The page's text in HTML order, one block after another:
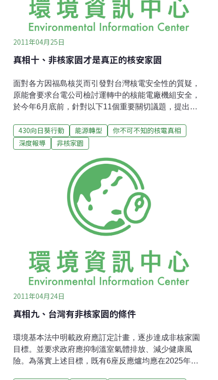
2011年04月25日
真相十、非核家園才是真正的核安家園
面對各方因福島核災而引發對台灣核電安全性的質疑，
原能會要求台電公司檢討運轉中的核能電廠機組安全，
於今年6月底前，針對以下11個重要關切議題，提出檢
正常/緊急電源檢視及喪失時之處理方式與改善做法。 2.
廠房/廠區水災事件及防海嘯能力，包括電廠廠房/廠區排
方式與改善做法。 3.用過燃料池完整性及冷卻能力，包
括用過燃料池之耐震、冷卻能力、防範重物墜落、備援
能力之檢視及喪失能力時之處理方式與改善做法。 4.熱
移除及最終熱沉能力，包括反應爐、抑壓池、圍阻體及
相關安全有關移熱系統功能檢視及喪失功能時之處理方
式與改善做法。 5.事故處理程序與訓練，包括機組人
員、廠外支援與備援人力與設備之檢視與人員訓練，及
序之建立，包括檢討與建立機組斷然處置之通報、
430向日葵行動 能源轉型
你不可不知的核電真相
深度報導
非核家園
2011年04月24日
真相九、台灣有非核家園的條件
環境基本法中明載政府應訂定計畫，逐步達成非核家園
目標。並要求政府應抑制溫室氣體排放、減少健康風
險。為落實上述目標，既有6座反應爐均應在2025年前